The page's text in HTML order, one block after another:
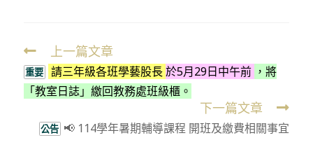
Read
more
articles
上一篇文章
重要 請三年級各班學藝股長於5月29日中午前 ，將
「教室日誌」繳回教務處班級櫃。
下一篇文章
公告 📢 114學年暑期輔導課程 開班及繳費相關事宜